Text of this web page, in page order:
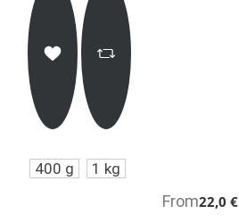
From22,0 €
400 g 1 kg